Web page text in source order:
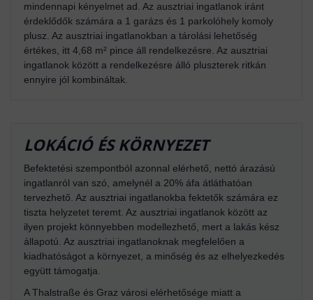
mindennapi kényelmet ad. Az ausztriai ingatlanok iránt
érdeklődők számára a 1 garázs és 1 parkolóhely komoly
plusz. Az ausztriai ingatlanokban a tárolási lehetőség
értékes, itt 4,68 m² pince áll rendelkezésre. Az ausztriai
ingatlanok között a rendelkezésre álló pluszterek ritkán
ennyire jól kombináltak.
LOKÁCIÓ ÉS KÖRNYEZET
Befektetési szempontból azonnal elérhető, nettó árazású
ingatlanról van szó, amelynél a 20% áfa átláthatóan
tervezhető. Az ausztriai ingatlanokba fektetők számára ez
tiszta helyzetet teremt. Az ausztriai ingatlanok között az
ilyen projekt könnyebben modellezhető, mert a lakás kész
állapotú. Az ausztriai ingatlanoknak megfelelően a
kiadhatóságot a környezet, a minőség és az elhelyezkedés
együtt támogatja.
A Thalstraße és Graz városi elérhetősége miatt a